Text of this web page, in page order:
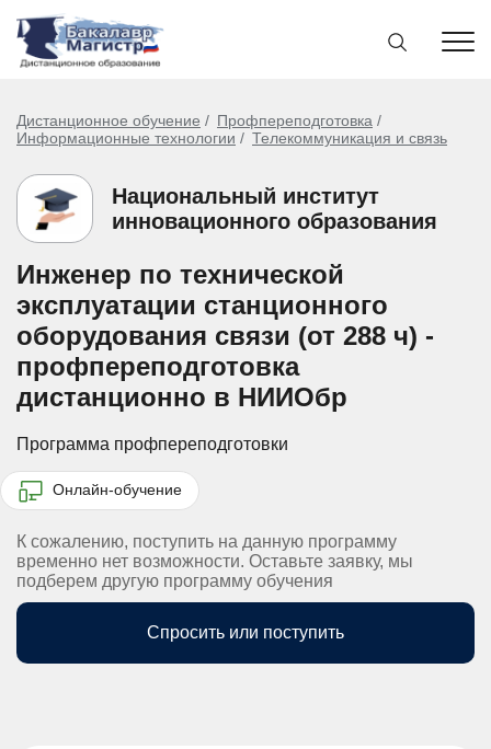
Дистанционное обучение
Профпереподготовка
Информационные технологии
Телекоммуникация и связь
Национальный институт
инновационного образования
Инженер по технической
эксплуатации станционного
оборудования связи (от 288 ч) -
профпереподготовка
дистанционно в НИИОбр
Программа профпереподготовки
Онлайн-обучение
К сожалению, поступить на данную программу
временно нет возможности. Оставьте заявку, мы
подберем другую программу обучения
Спросить или поступить